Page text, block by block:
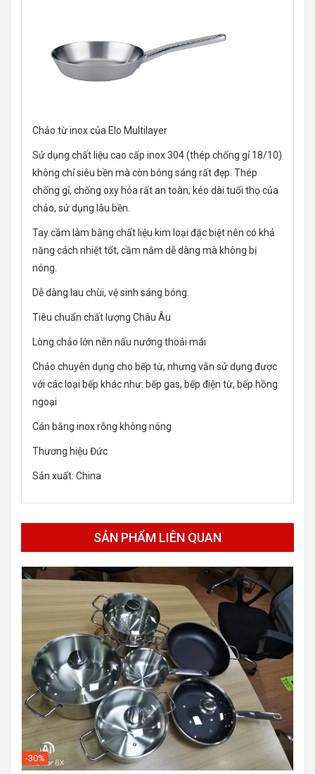
Chảo từ inox của Elo Multilayer
Sử dụng chất liệu cao cấp inox 304 (thép chống gỉ 18/10)
không chỉ siêu bền mà còn bóng sáng rất đẹp. Thép
chống gỉ, chống oxy hóa rất an toàn, kéo dài tuổi thọ của
chảo, sử dụng lâu bền.
Tay cầm làm bằng chất liệu kim loại đặc biệt nên có khả
năng cách nhiệt tốt, cầm nắm dễ dàng mà không bị
nóng.
Dễ dàng lau chùi, vệ sinh sáng bóng.
Tiêu chuẩn chất lượng Châu Âu
Lòng chảo lớn nên nấu nướng thoải mái
Chảo chuyên dụng cho bếp từ, nhưng vẫn sử dụng được
với các loại bếp khác như: bếp gas, bếp điện từ, bếp hồng
ngoại
Cán bằng inox rỗng không nóng
Thương hiệu Đức
Sản xuất: China
SẢN PHẨM LIÊN QUAN
-30%